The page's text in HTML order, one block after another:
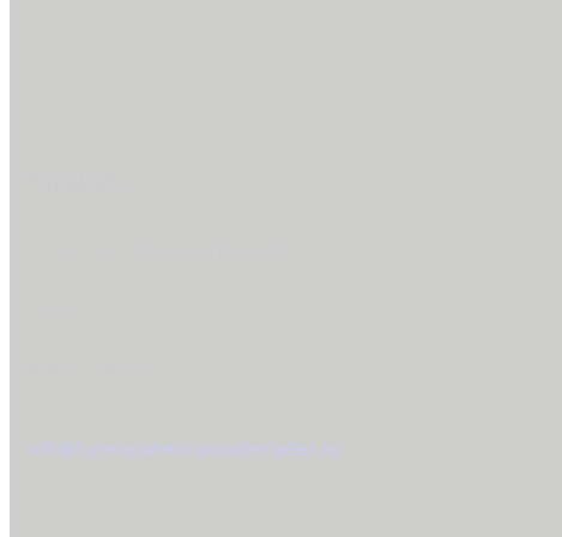
info@funerariahermanosfernadez.es